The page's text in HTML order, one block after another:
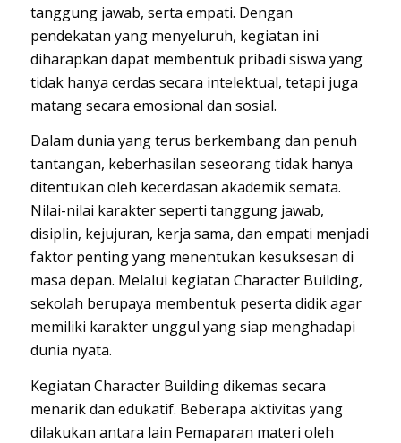
tanggung jawab, serta empati. Dengan
pendekatan yang menyeluruh, kegiatan ini
diharapkan dapat membentuk pribadi siswa yang
tidak hanya cerdas secara intelektual, tetapi juga
matang secara emosional dan sosial.
Dalam dunia yang terus berkembang dan penuh
tantangan, keberhasilan seseorang tidak hanya
ditentukan oleh kecerdasan akademik semata.
Nilai-nilai karakter seperti tanggung jawab,
disiplin, kejujuran, kerja sama, dan empati menjadi
faktor penting yang menentukan kesuksesan di
masa depan. Melalui kegiatan Character Building,
sekolah berupaya membentuk peserta didik agar
memiliki karakter unggul yang siap menghadapi
dunia nyata.
Kegiatan Character Building dikemas secara
menarik dan edukatif. Beberapa aktivitas yang
dilakukan antara lain Pemaparan materi oleh